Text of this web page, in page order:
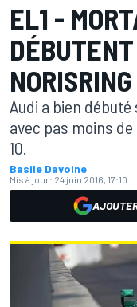
EL1 -
NORISRING
Audi a bien
avec pas moins
10.
Basile Davoine
Mis à jour: 24 juin 2016, 17:10